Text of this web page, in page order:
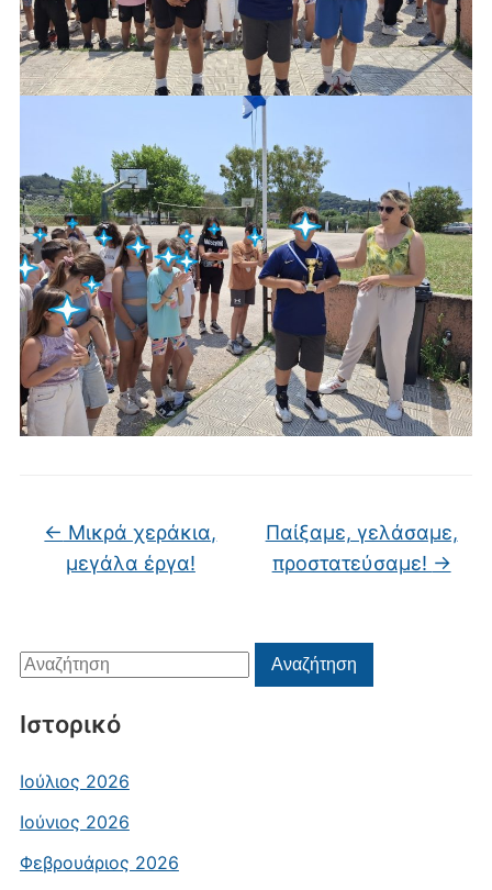
Αναζήτηση
για:
Αναζήτηση
Ιστορικό
Ιούλιος 2026
Ιούνιος 2026
Φεβρουάριος 2026
← Μικρά χεράκια,
μεγάλα έργα!
Παίξαμε, γελάσαμε,
προστατεύσαμε! →